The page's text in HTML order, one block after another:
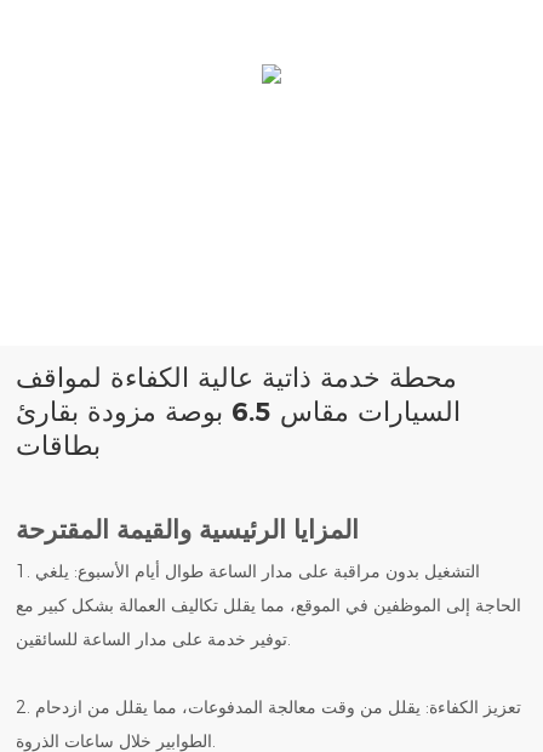
محطة خدمة ذاتية عالية الكفاءة لمواقف
السيارات مقاس 6.5 بوصة مزودة بقارئ
بطاقات
المزايا الرئيسية والقيمة المقترحة
1. التشغيل بدون مراقبة على مدار الساعة طوال أيام الأسبوع: يلغي
الحاجة إلى الموظفين في الموقع، مما يقلل تكاليف العمالة بشكل كبير مع
توفير خدمة على مدار الساعة للسائقين.
2. تعزيز الكفاءة: يقلل من وقت معالجة المدفوعات، مما يقلل من ازدحام
الطوابير خلال ساعات الذروة.